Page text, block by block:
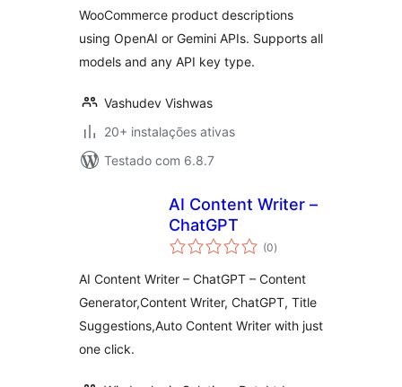
WooCommerce product descriptions
using OpenAI or Gemini APIs. Supports all
models and any API key type.
Vashudev Vishwas
20+ instalações ativas
Testado com 6.8.7
AI Content Writer –
ChatGPT
(0avaliações
totais
)
AI Content Writer – ChatGPT – Content
Generator,Content Writer, ChatGPT, Title
Suggestions,Auto Content Writer with just
one click.